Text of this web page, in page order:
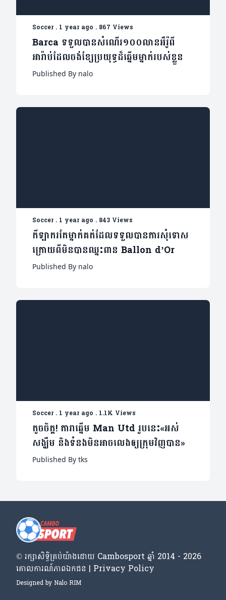
Soccer. 1 year ago . 867 Views
Barca ទទួលបានសំណើរ១០០លានអឺរ៉ូ​ពី
អារ៉ាប់ដែលចង់ខ្សែប្រយុទ្ធដ៏ឆ្នើមម្នាក់របស់ខ្លួន
Published By nalo
Soccer. 1 year ago . 843 Views
កីឡាករតែម្នាក់គត់ដែលទទួលបានការសុំទោស
ក្រោយពីមិនបានឈ្នះពាន Ballon d’Or
Published By nalo
Soccer. 1 year ago . 1.1K Views
តូចចិត្ត! តារាឆ្នើម Man Utd រូបនេះ«អស់
សង្ឃឹម និងទំនងមិនអាចលេងឲ្យក្រុមវិញបាន»
Published By tks
© រក្សា​សិទ្ធិ​គ្រប់​យ៉ាង​ដោយ​ Cambosport ឆ្នាំ 2014 - 2026
គោលការណ៍​ភាព​ឯកជន | Privacy Policy
Designed by Nalo RIM